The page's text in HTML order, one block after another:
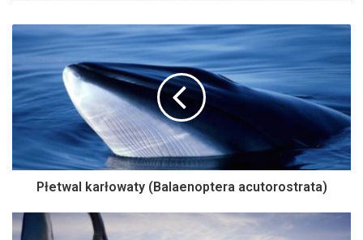
Płetwal karłowaty (Balaenoptera acutorostrata)